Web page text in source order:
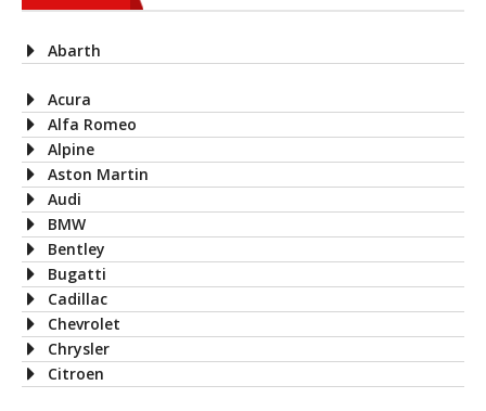
Abarth
Acura
Alfa Romeo
Alpine
Aston Martin
Audi
BMW
Bentley
Bugatti
Cadillac
Chevrolet
Chrysler
Citroen